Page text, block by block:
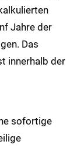
Jahre der
Das
innerhalb der
sofortige